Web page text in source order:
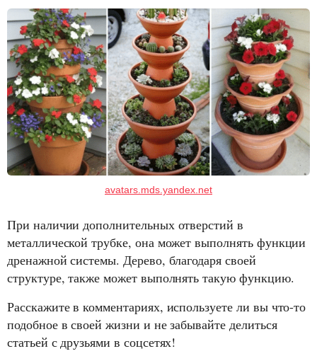
avatars.mds.yandex.net
При наличии дополнительных отверстий в
металлической трубке, она может выполнять функции
дренажной системы. Дерево, благодаря своей
структуре, также может выполнять такую функцию.
Расскажите в комментариях, используете ли вы что-то
подобное в своей жизни и не забывайте делиться
статьей с друзьями в соцсетях!